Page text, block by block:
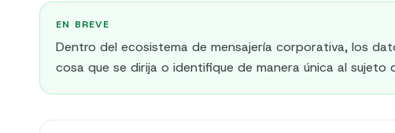
EN BREVE
Dentro del ecosistema de mensajería corporativa, los
cosa que se dirija o identifique de manera única al sujeto